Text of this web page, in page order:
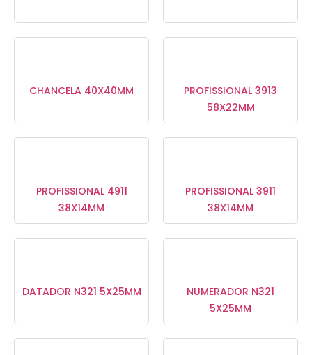
CHANCELA 40X40MM
PROFISSIONAL 3913
58X22MM
PROFISSIONAL 4911
38X14MM
PROFISSIONAL 3911
38X14MM
DATADOR N321 5X25MM
NUMERADOR N321
5X25MM